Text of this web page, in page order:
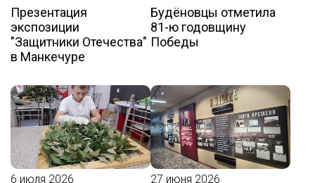
Презентация
экспозиции
"Защитники Отечества"
в Манкечуре
Будёновцы отметила
81-ю годовщину
Победы
6 июля 2026 27 июня 2026